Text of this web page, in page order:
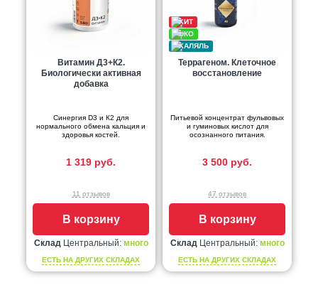
Витамин Д3+К2.
Биологически активная
добавка
Синергия D3 и К2 для
нормального обмена кальция и
здоровья костей.
1 319 руб.
11 отзывов
В корзину
СкладЦентральный: много
ЕСТЬ НА ДРУГИХ СКЛАДАХ
Террагеном. Клеточное
восстановление
Питьевой концентрат фульвовых
и гуминовых кислот для
осознанного питания.
3 500 руб.
47 отзывов
В корзину
СкладЦентральный: много
ЕСТЬ НА ДРУГИХ СКЛАДАХ